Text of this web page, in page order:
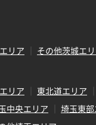
リア
その他茨城エ
リア
東北道エリア
中央エリア
埼玉東